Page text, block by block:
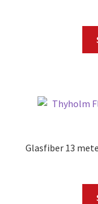
Glasfiber 13